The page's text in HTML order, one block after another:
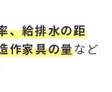
、給排水の距
作家具の量など